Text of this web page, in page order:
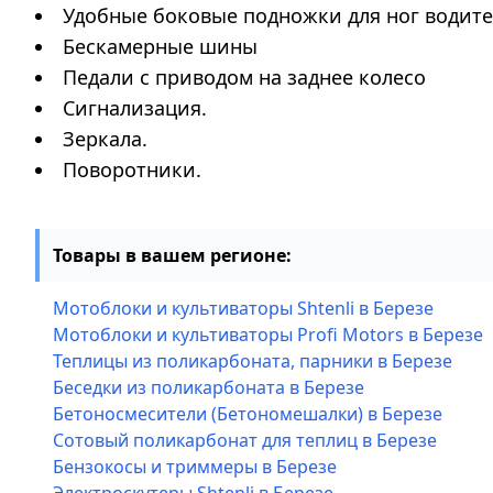
Удобные боковые подножки для ног
Бескамерные шины
Педали с приводом на заднее колесо
Сигнализация.
Зеркала.
Поворотники.
Товары в вашем регионе:
Мотоблоки и культиваторы Shtenli в Березе
Мотоблоки и культиваторы Profi Motors в Березе
Теплицы из поликарбоната, парники в Березе
Беседки из поликарбоната в Березе
Бетоносмесители (Бетономешалки) в Березе
Сотовый поликарбонат для теплиц в Березе
Бензокосы и триммеры в Березе